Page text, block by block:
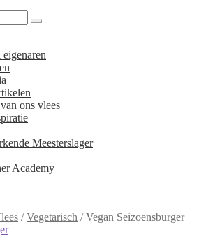
ons vlees
Meesterslager
Academy
/Vegetarisch /Vegan Seizoensburger